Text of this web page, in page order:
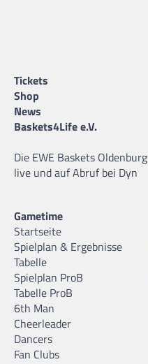
Tickets
Shop
News
Baskets4Life e.V.
Die EWE Baskets Oldenburg
live und auf Abruf bei Dyn
Gametime
Startseite
Spielplan & Ergebnisse
Tabelle
Spielplan ProB
Tabelle ProB
6th Man
Cheerleader
Dancers
Fan Clubs